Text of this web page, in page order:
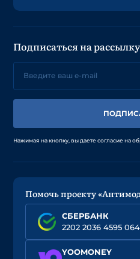
Подписаться на рассылку
Нажимая на кнопку, вы даете согласие на
Помочь проекту
СБЕРБАНК
2202 2036 4595
YOOMONEY